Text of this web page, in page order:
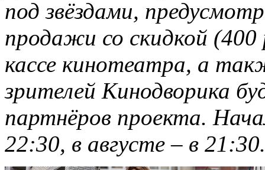
под звёздами,
продажи со скидкой
кассе кинотеатра, а
зрителей Кинодворика
партнёров проекта.
22:30, в августе – в